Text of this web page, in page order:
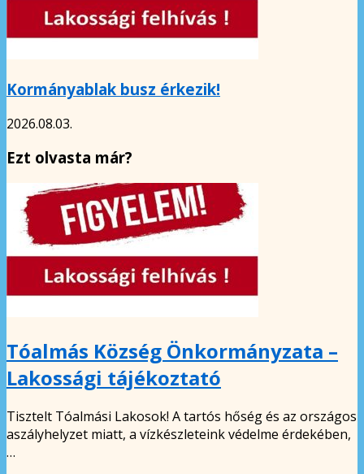
Kormányablak busz érkezik!
2026.08.03.
Ezt olvasta már?
Tóalmás Község Önkormányzata –
Lakossági tájékoztató
Tisztelt Tóalmási Lakosok! A tartós hőség és az országos
aszályhelyzet miatt, a vízkészleteink védelme érdekében,
…